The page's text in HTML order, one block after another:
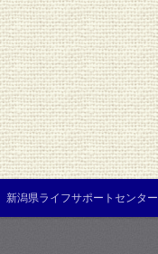
新潟県ライフサポートセンター